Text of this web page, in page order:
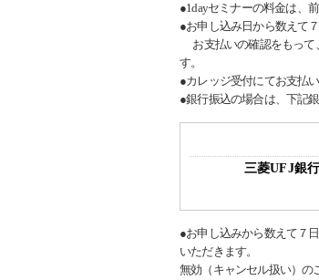
●1dayセミナーの料金は、
●お申し込み日から数えて
お支払いの確認をもって、
す。
●カレッジ受付にてお支払
●銀行振込の場合は、下記
三菱UFJ
●お申し込みから数えて７
いただきます。
無効（キャンセル扱い）の